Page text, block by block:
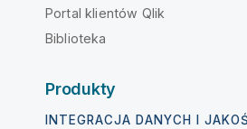
Portal klientów Qlik
Biblioteka
Produkty
INTEGRACJA DANYCH I